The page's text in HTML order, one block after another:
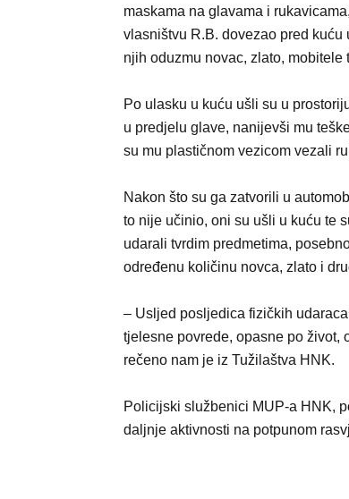
maskama na glavama i
vlasništvu R.B. dovezao pred kuću
njih oduzmu novac, zlato, mobitele
Po ulasku u kuću ušli su u
u predjelu glave, nanijevši mu
su mu plastičnom vezicom vezali
Nakon što su ga zatvorili u
to nije učinio, oni su ušli u kuću te
udarali tvrdim predmetima,
određenu količinu novca, zlato i
– Usljed posljedica fizičkih
tjelesne povrede, opasne po život,
rečeno nam je iz Tužilaštva HNK.
Policijski službenici MUP-a HNK,
daljnje aktivnosti na potpunom